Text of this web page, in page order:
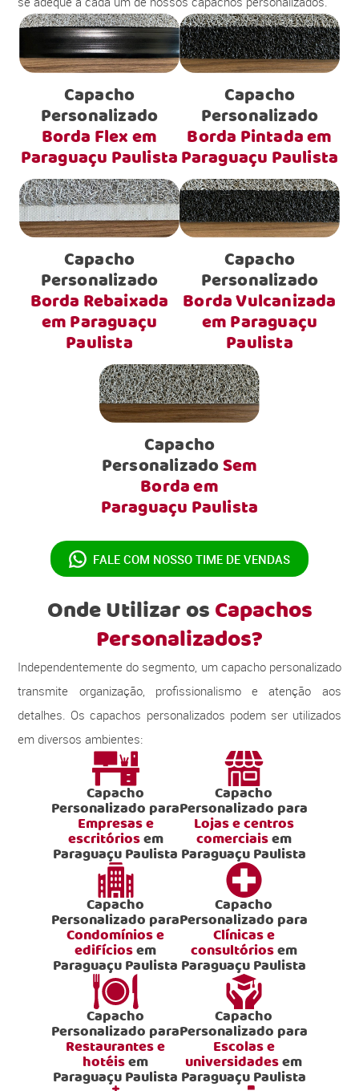
Capacho
Personalizado
Borda Flex em
Paraguaçu Paulista
Capacho
Personalizado
Borda Pintada em
Paraguaçu Paulista
Capacho
Personalizado
Borda Rebaixada
em Paraguaçu
Paulista
Capacho
Personalizado
Borda Vulcanizada
em Paraguaçu
Paulista
Capacho
PersonalizadoSem
Borda em
Paraguaçu Paulista
FALE COM NOSSO TIME DE VENDAS
Onde Utilizar osCapachos
Personalizados?
Independentemente do segmento, um capacho personalizado
transmite organização, profissionalismo e atenção aos
detalhes. Os capachos personalizados podem ser utilizados
em diversos ambientes:
Capacho
Personalizado para
Empresas e
escritóriosem
Paraguaçu Paulista
Capacho
Personalizado para
Lojas e centros
comerciaisem
Paraguaçu Paulista
Capacho
Personalizado para
Condomínios e
edifíciosem
Paraguaçu Paulista
Capacho
Personalizado para
Clínicas e
consultóriosem
Paraguaçu Paulista
Capacho
Personalizado para
Restaurantes e
hotéisem
Paraguaçu Paulista
Capacho
Personalizado para
Escolas e
universidadesem
Paraguaçu Paulista